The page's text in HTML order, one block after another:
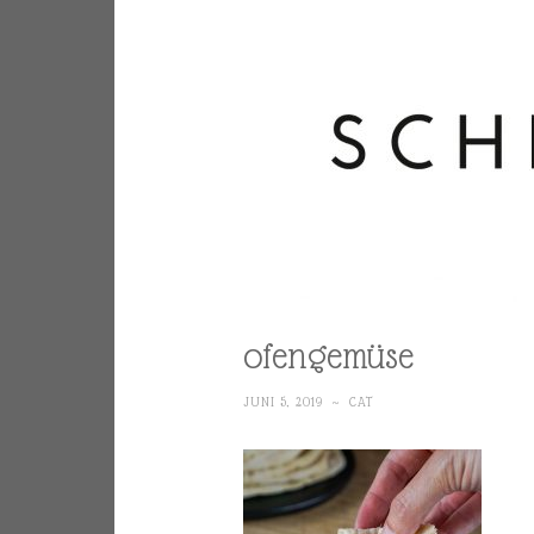
ofengemüse
JUNI 5, 2019 ~ CAT